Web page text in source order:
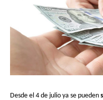
Desde el 4 de julio ya se pueden